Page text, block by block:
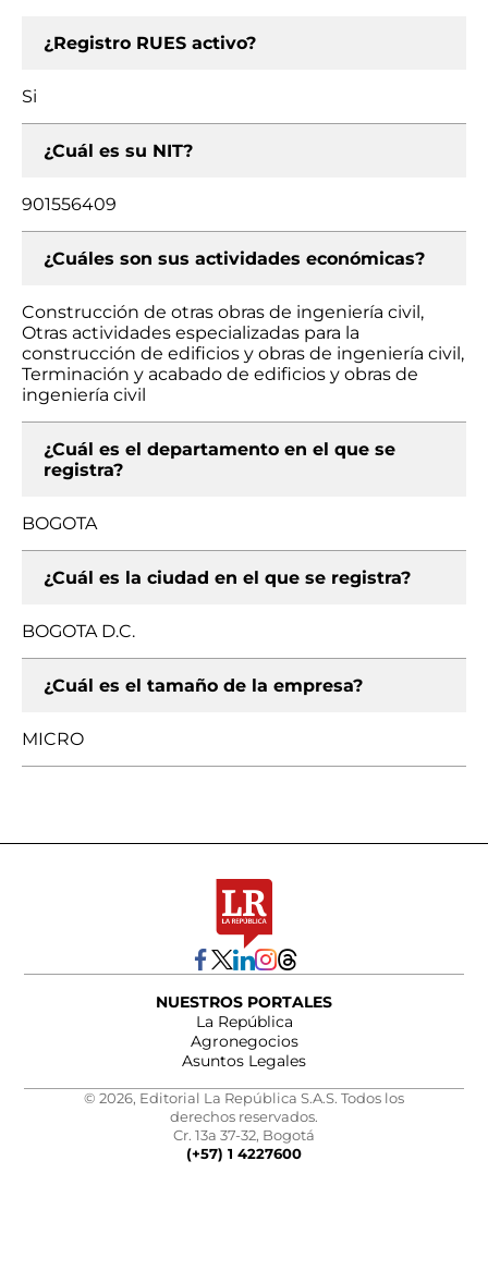
¿Registro RUES activo?
Si
¿Cuál es su NIT?
901556409
¿Cuáles son sus actividades económicas?
Construcción de otras obras de ingeniería civil,
Otras actividades especializadas para la
construcción de edificios y obras de ingeniería civil,
Terminación y acabado de edificios y obras de
ingeniería civil
¿Cuál es el departamento en el que se
registra?
BOGOTA
¿Cuál es la ciudad en el que se registra?
BOGOTA D.C.
¿Cuál es el tamaño de la empresa?
MICRO
NUESTROS PORTALES
La República
Agronegocios
Asuntos Legales
© 2026, Editorial La República S.A.S. Todos los
derechos reservados.
Cr. 13a 37-32, Bogotá
(+57) 1 4227600